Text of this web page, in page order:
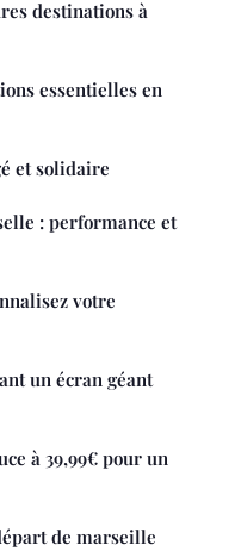
destinations à
essentielles en
et solidaire
: performance et
votre
un écran géant
à 39,99€ pour un
de marseille